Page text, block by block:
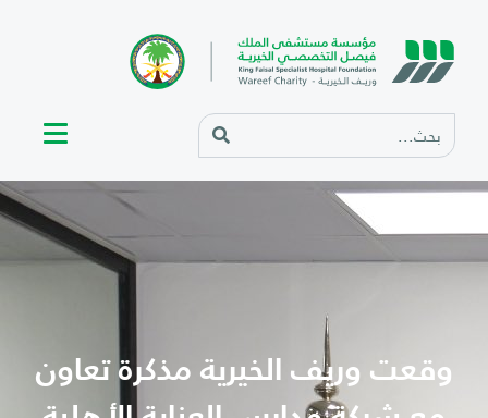
وقعت وريف الخيرية مذكرة تعاون